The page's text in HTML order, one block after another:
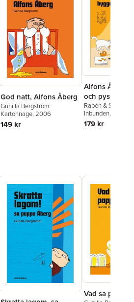
God natt, Alfons Åberg
Gunilla Bergström
Kartonnage, 2006
149 kr
Alfons Åberg
och pysslar
Rabén & Sjögren
Inbunden, 2024
179 kr
Vad sa pappa